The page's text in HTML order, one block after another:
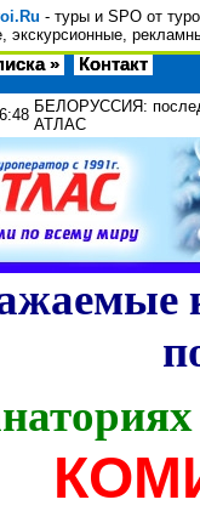
- туры и SPO от
экскурсионные,
» Контакт
БЕЛОРУССИЯ:
АТЛАС